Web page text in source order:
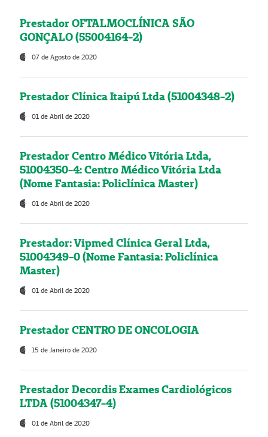
Prestador OFTALMOCLÍNICA SÃO
GONÇALO (55004164-2)
07 de Agosto de 2020
Prestador Clínica Itaipú Ltda (51004348-2)
01 de Abril de 2020
Prestador Centro Médico Vitória Ltda,
51004350-4: Centro Médico Vitória Ltda
(Nome Fantasia: Policlínica Master)
01 de Abril de 2020
Prestador: Vipmed Clínica Geral Ltda,
51004349-0 (Nome Fantasia: Policlínica
Master)
01 de Abril de 2020
Prestador CENTRO DE ONCOLOGIA
15 de Janeiro de 2020
Prestador Decordis Exames Cardiológicos
LTDA (51004347-4)
01 de Abril de 2020